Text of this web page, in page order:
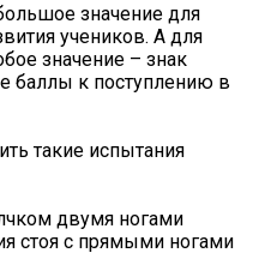
значение для
учеников. А для
значение – знак
баллы к поступлению в
такие испытания
двумя ногами
стоя с прямыми ногами